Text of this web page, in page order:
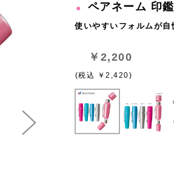
ペアネーム 印鑑
使いやすいフォルムが
￥2,200
(税込 ￥2,420)